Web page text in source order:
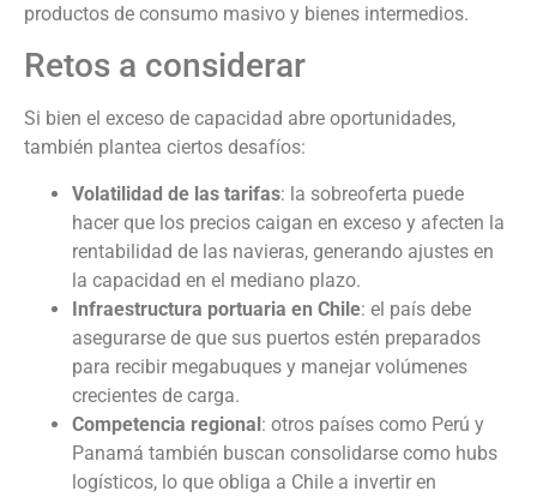
productos de consumo masivo y bienes intermedios.
Retos a considerar
Si bien el exceso de capacidad abre oportunidades,
también plantea ciertos desafíos:
Volatilidad de las tarifas: la sobreoferta puede
hacer que los precios caigan en exceso y afecten la
rentabilidad de las navieras, generando ajustes en
la capacidad en el mediano plazo.
Infraestructura portuaria en Chile: el país debe
asegurarse de que sus puertos estén preparados
para recibir megabuques y manejar volúmenes
crecientes de carga.
Competencia regional: otros países como Perú y
Panamá también buscan consolidarse como hubs
logísticos, lo que obliga a Chile a invertir en